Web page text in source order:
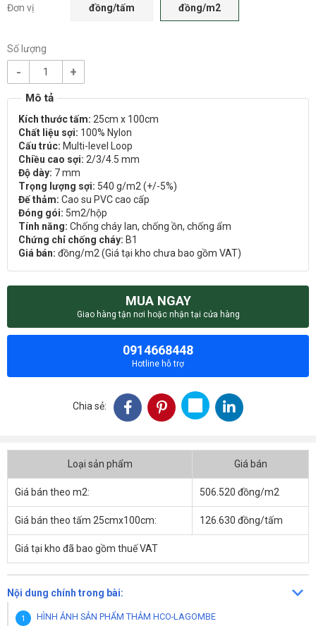
Đơn vị đồng/tấm đồng/m2
Số lượng
- +
Kích thước tấm: 25cm x 100cm
Chất liệu sợi: 100% Nylon
Cấu trúc: Multi-level Loop
Chiều cao sợi: 2/3/4.5 mm
Độ dày: 7 mm
Trọng lượng sợi: 540 g/m2 (+/-5%)
Đế thảm: Cao su PVC cao cấp
Đóng gói: 5m2/hộp
Tính năng: Chống cháy lan, chống ồn, chống ẩm
Chứng chỉ chống cháy: B1
Giá bán: đồng/m2 (Giá tại kho chưa bao gồm VAT)
MUA NGAY
Giao hàng tận nơi hoặc nhận tại cửa hàng
0914668448
Hotline hỗ trợ
Chia sẻ:
Loại sản phẩm Giá bán
Giá bán theo m2: 506.520 đồng/m2
Giá bán theo tấm 25cmx100cm: 126.630 đồng/tấm
Giá tại kho đã bao gồm thuế VAT
Nội dung chính trong bài:
HÌNH ẢNH SẢN PHẨM THẢM HCO-LAGOMBE